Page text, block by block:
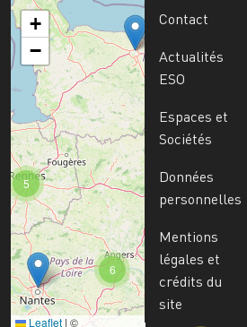
6
5
+
−
Leaflet | ©
Contact
Actualités
ESO
Espaces et
Sociétés
Données
personnelles
Mentions
légales et
crédits du
site